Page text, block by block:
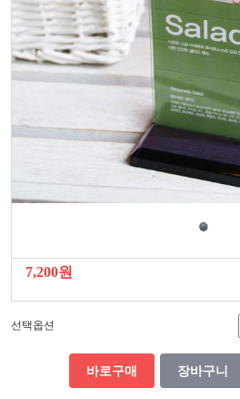
7,200원
선택옵션
바로구매 장바구니